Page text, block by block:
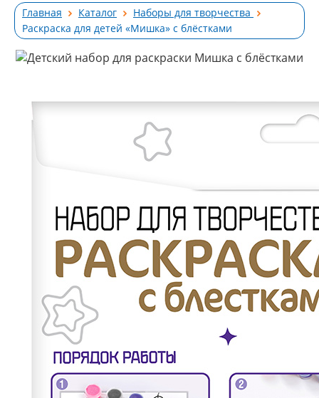
Главная Каталог
Наборы для творчества
Раскраска для детей «Мишка» с блёстками